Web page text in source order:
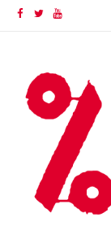
FacebookTwitterYouTube